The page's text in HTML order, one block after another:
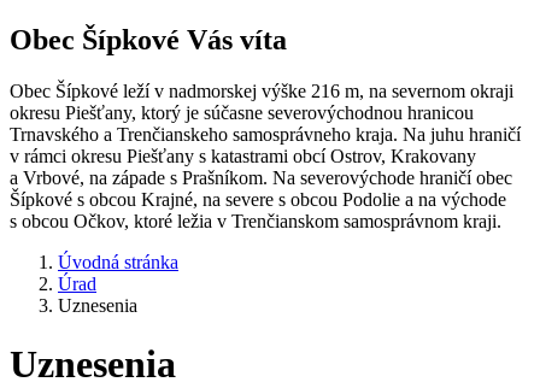
Obec Šípkové Vás víta
Obec Šípkové leží v nadmorskej výške 216 m, na severnom okraji
okresu Piešťany, ktorý je súčasne severovýchodnou hranicou
Trnavského a Trenčianskeho samosprávneho kraja. Na juhu hraničí
v rámci okresu Piešťany s katastrami obcí Ostrov, Krakovany
a Vrbové, na západe s Prašníkom. Na severovýchode hraničí obec
Šípkové s obcou Krajné, na severe s obcou Podolie a na východe
s obcou Očkov, ktoré ležia v Trenčianskom samosprávnom kraji.
Úvodná stránka
Úrad
Uznesenia
Uznesenia